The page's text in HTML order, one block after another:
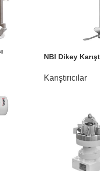
NBI Dikey
Karıştırıcılar